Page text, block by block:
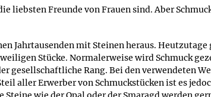
am:13.09.2020
liebsten Freunde von Frauen sind. Aber
Jahrtausenden mit Steinen heraus.
Stücke. Normalerweise wird Schmuck
gesellschaftliche Rang. Bei den verwendeten
aller Erwerber von Schmuckstücken ist es